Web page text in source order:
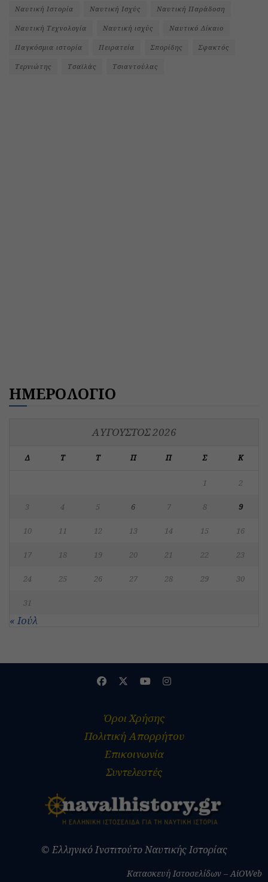
Ναυτική Ιστορία Ναυτική Ισχύς Ναυτική Παράδοση
Ναυτική Τεχνολογία Ναυτική ισχύς Ναυτικό Δίκαιο
Παγκόσμια ιστορία Πειρατεία Σπορίδης Σφακτός
Τερνιώτης Τσαϊλάς Τσιαντούλας
ΗΜΕΡΟΛΟΓΙΟ
ΑΎΓΟΥΣΤΟΣ 2026
Δ Τ Τ Π Π Σ Κ
1 2
3 4 5 6 7 8 9
10 11 12 13 14 15 16
17 18 19 20 21 22 23
24 25 26 27 28 29 30
31
« Ιούλ
Όροι Χρήσης
Πολιτική Απορρήτου
Επικοινωνία
Συντελεστές
© Ελληνικό Ινστιτούτο Ναυτικής Ιστορίας
Κατασκευή Ιστοσελίδων – AiOWeb